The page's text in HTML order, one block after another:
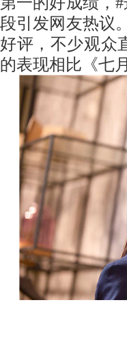
段引发网友热议
好评，不少观众
的表现相比《七